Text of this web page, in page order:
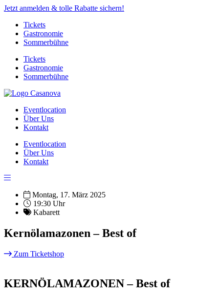
Jetzt anmelden & tolle Rabatte sichern!
Tickets
Gastronomie
Sommerbühne
Tickets
Gastronomie
Sommerbühne
Eventlocation
Über Uns
Kontakt
Eventlocation
Über Uns
Kontakt
Montag, 17. März 2025
19:30 Uhr
Kabarett
Kernölamazonen – Best of
Zum Ticketshop
KERNÖLAMAZONEN – Best of